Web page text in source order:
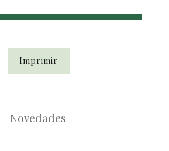
Imprimir
Novedades